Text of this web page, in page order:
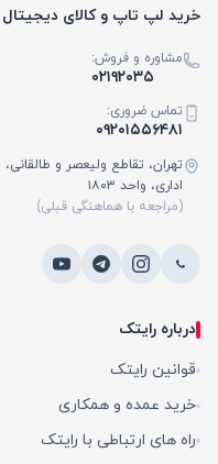
خرید لپ تاپ و کالای دیجیتال
مشاوره و فروش:
۰۲۱۹۲۰۳۵
تماس ضروری:
۰۹۲۰۱۵۵۶۴۸۱
تهران، تقاطع ولیعصر و
اداری، واحد ۱۸۰۳
(مراجعه با هماهنگی قبلی)
درباره رایتک
قوانین رایتک
خرید عمده و همکاری
راه های ارتباطی با رایتک